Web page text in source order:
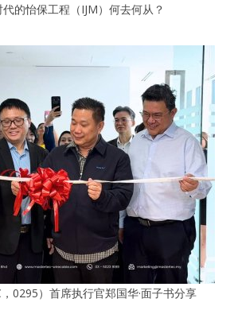
的怡保工程（IJM）何去何从？
0295）首席执行官郑国华·面子书分享